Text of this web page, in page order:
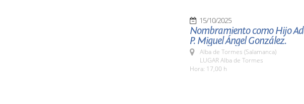
15/10/2025
Nombramiento como Hijo
P. Miguel Ángel González.
Alba de Tormes (Salamanca)
LUGAR Alba de Tormes
Hora: 17,00 h